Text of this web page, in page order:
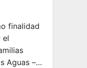
finalidad
el
Aguas –…